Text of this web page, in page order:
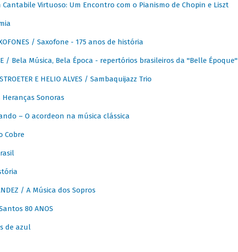
Cantabile Virtuoso: Um Encontro com o Pianismo de Chopin e Liszt
/ Saxofone - 175 anos de história
/ Bela Música, Bela Época - repertórios brasileiros da "Belle Époque"
E HELIO ALVES / Sambaquijazz Trio
/ Heranças Sonoras
– O acordeon na música clássica
Cobre
/ A Música dos Sopros
80 ANOS
de azul